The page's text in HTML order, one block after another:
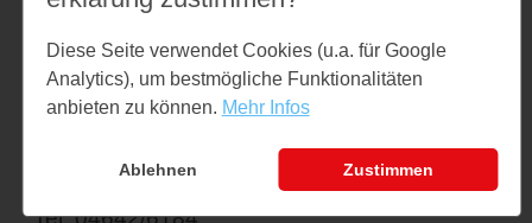
24376 Kappeln
↪ Google Maps öffnen
Kontakt
sebode@schlei-ausflugsfahrten.de
Tel: 04642/6184
Diese Seite verwendet Cookies (u.a. für Google
Analytics), um bestmögliche Funktionalitäten
anbieten zu können. Mehr Infos
Ablehnen Zustimmen